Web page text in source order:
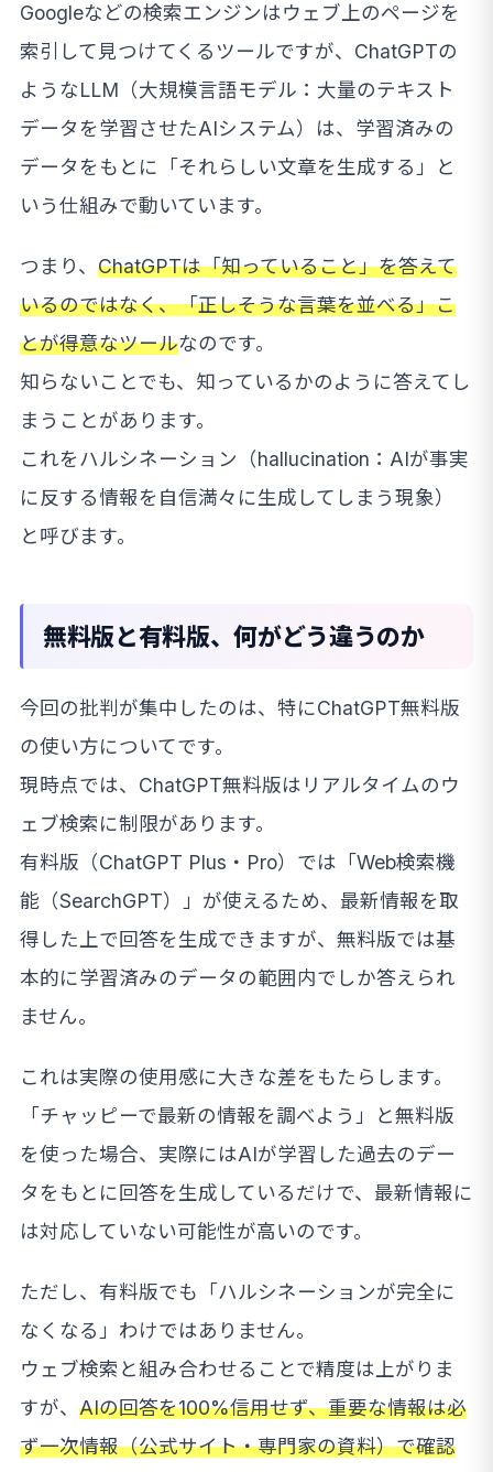
Googleなどの検索エンジンはウェブ上のページを
索引して見つけてくるツールですが、ChatGPTの
ようなLLM（大規模言語モデル：大量のテキスト
データを学習させたAIシステム）は、学習済みの
データをもとに「それらしい文章を生成する」と
いう仕組みで動いています。
つまり、 ChatGPTは「知っていること」を答えて
いるのではなく、「正しそうな言葉を並べる」こ
とが得意なツールなのです。
知らないことでも、知っているかのように答えてし
まうことがあります。
これをハルシネーション（hallucination：AIが事実
に反する情報を自信満々に生成してしまう現象）
と呼びます。
無料版と有料版、何がどう違うのか
今回の批判が集中したのは、特にChatGPT無料版
の使い方についてです。
現時点では、ChatGPT無料版はリアルタイムのウ
ェブ検索に制限があります。
有料版（ChatGPT Plus・Pro）では「Web検索機
能（SearchGPT）」が使えるため、最新情報を取
得した上で回答を生成できますが、無料版では基
本的に学習済みのデータの範囲内でしか答えられ
ません。
これは実際の使用感に大きな差をもたらします。
「チャッピーで最新の情報を調べよう」と無料版
を使った場合、実際にはAIが学習した過去のデー
タをもとに回答を生成しているだけで、最新情報に
は対応していない可能性が高いのです。
ただし、有料版でも「ハルシネーションが完全に
なくなる」わけではありません。
ウェブ検索と組み合わせることで精度は上がりま
すが、 AIの回答を100%信用せず、重要な情報は必
ず一次情報（公式サイト・専門家の資料）で確認